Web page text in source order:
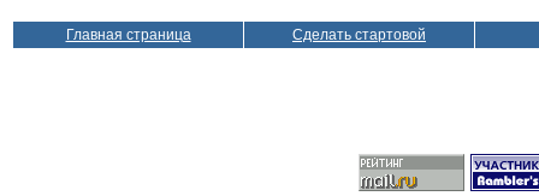
Главная страница Сделать стартовой